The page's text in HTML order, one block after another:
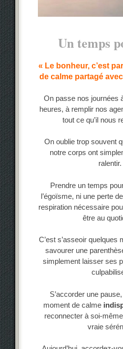
Un temps
« Le bonheur, c’est
de calme partagé
On passe nos journées
heures, à remplir nos
tout ce qu’il nous
On oublie trop souvent
notre corps ont
ralentir.
Prendre un temps
l’égoïsme, ni une perte
respiration nécessaire
être au
C’est s’asseoir quelques
savourer une
simplement laisser ses
S’accorder une pause,
moment de calme
reconnecter à soi-
vraie